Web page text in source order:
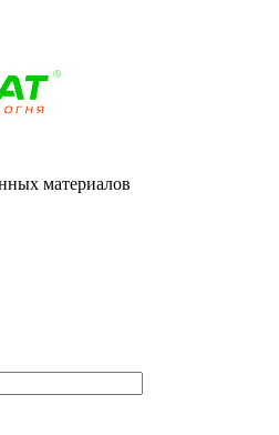
материалов